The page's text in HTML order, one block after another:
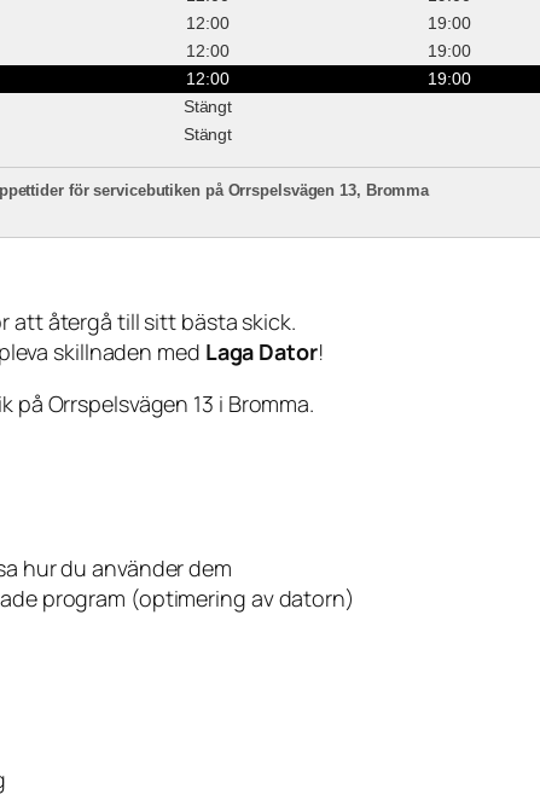
12:00
19:00
12:00
19:00
12:00
19:00
Stängt
Stängt
för servicebutiken på Orrspelsvägen 13, Bromma
att återgå till sitt bästa skick.
skillnaden med Laga Dator!
Orrspelsvägen 13 i Bromma.
hur du använder dem
program (optimering av datorn)